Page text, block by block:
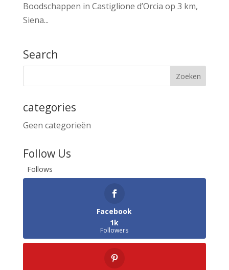
Boodschappen in Castiglione d’Orcia op 3 km,
Siena...
Search
categories
Geen categorieën
Follow Us
Follows
Facebook
1k
Followers